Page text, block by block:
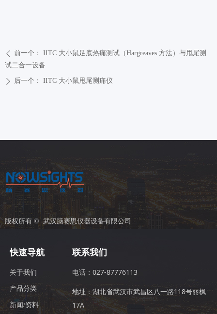
ꄴ 前一个：
IITC 大小鼠足底热痛测试（Hargreaves 方法）与甩尾测
试二合一设备
ꄲ 后一个： IITC 大小鼠甩尾测痛仪
版权所有 © 武汉脑赛思仪器设备有限公司
快速导航
关于我们
产品分类
新闻/资料
联系我们
电话：027-87776113
地址：湖北省武汉市武昌区八一路118号丽枫
17A